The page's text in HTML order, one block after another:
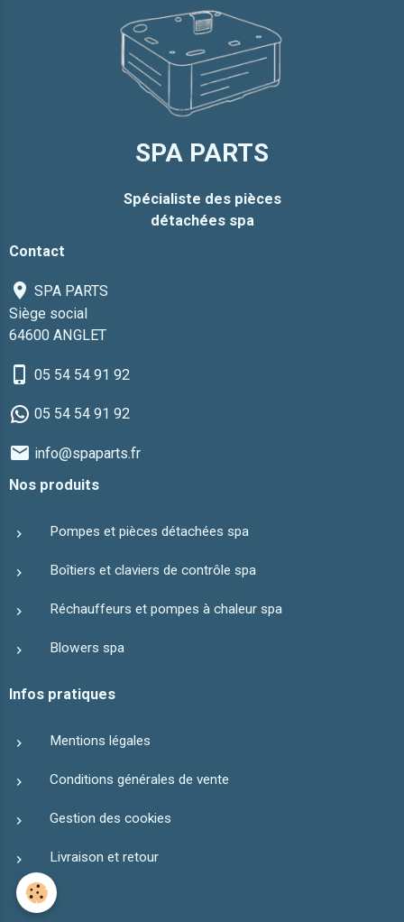
SPA PARTS
Spécialiste des pièces
détachées spa
Contact
SPA PARTS
Siège social
64600 ANGLET
05 54 54 91 92
05 54 54 91 92
info@spaparts.fr
Nos produits
Pompes et pièces détachées spa
Boîtiers et claviers de contrôle spa
Réchauffeurs et pompes à chaleur spa
Blowers spa
Infos pratiques
Mentions légales
Conditions générales de vente
Gestion des cookies
Livraison et retour